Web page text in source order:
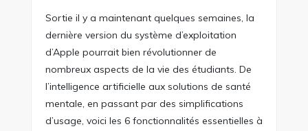
Sortie il y a maintenant quelques semaines, la
dernière version du système d’exploitation
d’Apple pourrait bien révolutionner de
nombreux aspects de la vie des étudiants. De
l’intelligence artificielle aux solutions de santé
mentale, en passant par des simplifications
d’usage, voici les 6 fonctionnalités essentielles à